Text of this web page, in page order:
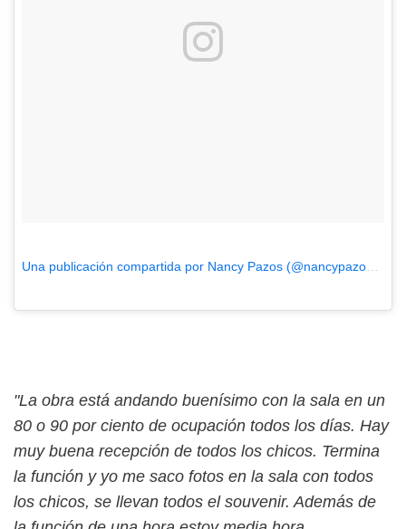
"La obra está andando buenísimo con la sala en un
80 o 90 por ciento de ocupación todos los días. Hay
muy buena recepción de todos los chicos. Termina
la función y yo me saco fotos en la sala con todos
los chicos, se llevan todos el souvenir. Además de